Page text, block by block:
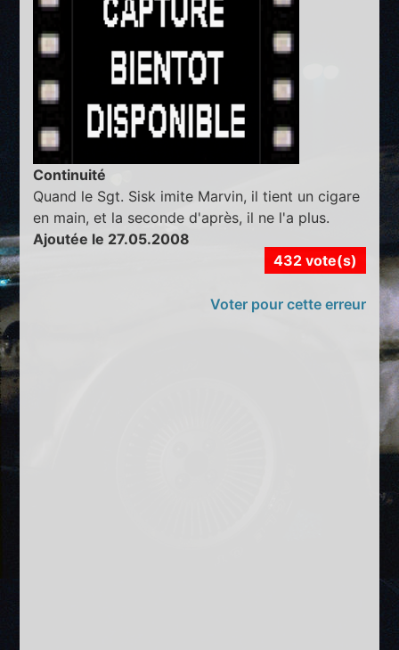
Continuité
Quand le Sgt. Sisk imite Marvin, il tient un cigare
en main, et la seconde d'après, il ne l'a plus.
Ajoutée le 27.05.2008
432 vote(s)
Voter pour cette erreur